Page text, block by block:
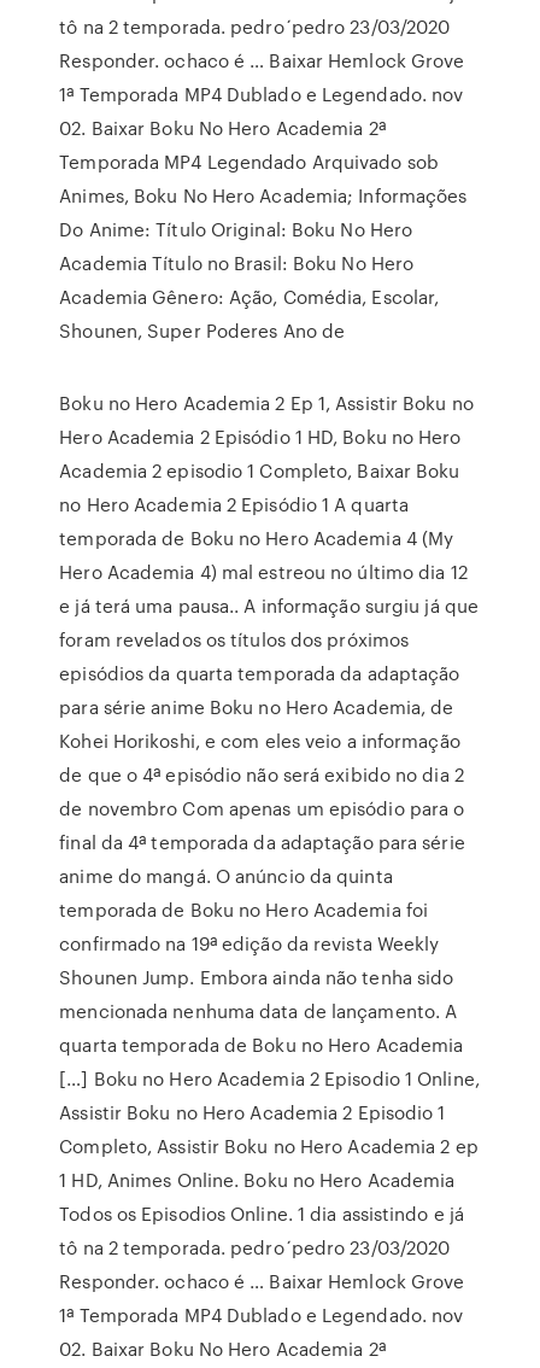
tô na 2 temporada. pedro´pedro 23/03/2020
Responder. ochaco é … Baixar Hemlock Grove
1ª Temporada MP4 Dublado e Legendado. nov
02. Baixar Boku No Hero Academia 2ª
Temporada MP4 Legendado Arquivado sob
Animes, Boku No Hero Academia; Informações
Do Anime: Título Original: Boku No Hero
Academia Título no Brasil: Boku No Hero
Academia Gênero: Ação, Comédia, Escolar,
Shounen, Super Poderes Ano de
Boku no Hero Academia 2 Ep 1, Assistir Boku no
Hero Academia 2 Episódio 1 HD, Boku no Hero
Academia 2 episodio 1 Completo, Baixar Boku
no Hero Academia 2 Episódio 1 A quarta
temporada de Boku no Hero Academia 4 (My
Hero Academia 4) mal estreou no último dia 12
e já terá uma pausa.. A informação surgiu já que
foram revelados os títulos dos próximos
episódios da quarta temporada da adaptação
para série anime Boku no Hero Academia, de
Kohei Horikoshi, e com eles veio a informação
de que o 4ª episódio não será exibido no dia 2
de novembro Com apenas um episódio para o
final da 4ª temporada da adaptação para série
anime do mangá. O anúncio da quinta
temporada de Boku no Hero Academia foi
confirmado na 19ª edição da revista Weekly
Shounen Jump. Embora ainda não tenha sido
mencionada nenhuma data de lançamento. A
quarta temporada de Boku no Hero Academia
[…] Boku no Hero Academia 2 Episodio 1 Online,
Assistir Boku no Hero Academia 2 Episodio 1
Completo, Assistir Boku no Hero Academia 2 ep
1 HD, Animes Online. Boku no Hero Academia
Todos os Episodios Online. 1 dia assistindo e já
tô na 2 temporada. pedro´pedro 23/03/2020
Responder. ochaco é … Baixar Hemlock Grove
1ª Temporada MP4 Dublado e Legendado. nov
02. Baixar Boku No Hero Academia 2ª